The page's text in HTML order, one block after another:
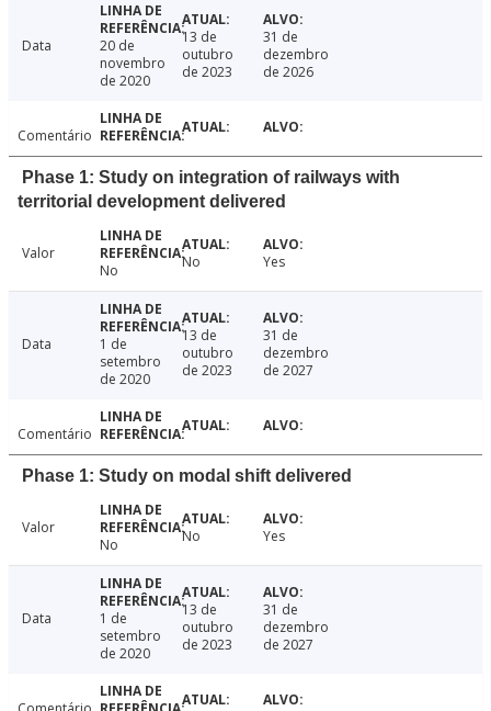
Data
20 de
novembro
de 2020
13 de
outubro
de 2023
31 de
dezembro
de 2026
Comentário
Phase 1: Study on integration of railways with
territorial development delivered
Valor
No
No Yes
Data
1 de
setembro
de 2020
13 de
outubro
de 2023
31 de
dezembro
de 2027
Comentário
Phase 1: Study on modal shift delivered
Valor
No
No Yes
Data
1 de
setembro
de 2020
13 de
outubro
de 2023
31 de
dezembro
de 2027